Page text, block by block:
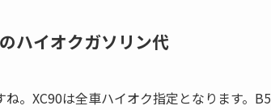
ハイオクガソリン代
。XC90は全車ハイオク指定となります。